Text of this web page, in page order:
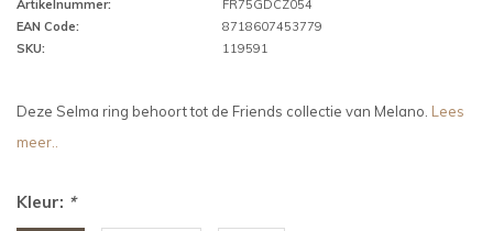
Artikelnummer:
FR75GDCZ054
EAN Code:
8718607453779
SKU:
119591
Deze Selma ring behoort tot de Friends collectie van Melano. Lees
meer..
Kleur: *